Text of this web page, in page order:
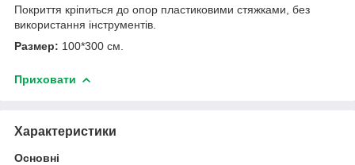
Покриття кріпиться до опор пластиковими стяжками, без
використання інструментів.
Размер: 100*300 см.
Приховати
Характеристики
Основні